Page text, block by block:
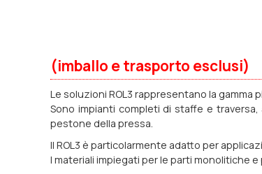
(imballo e trasporto esclusi)
Le soluzioni ROL3 rappresentano la
Sono impianti completi di staffe e
pestone della pressa.
Il ROL3 è particolarmente adatto per
I materiali impiegati per le parti monolitiche